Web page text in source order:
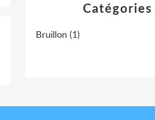
Catégories
Bruillon (1)